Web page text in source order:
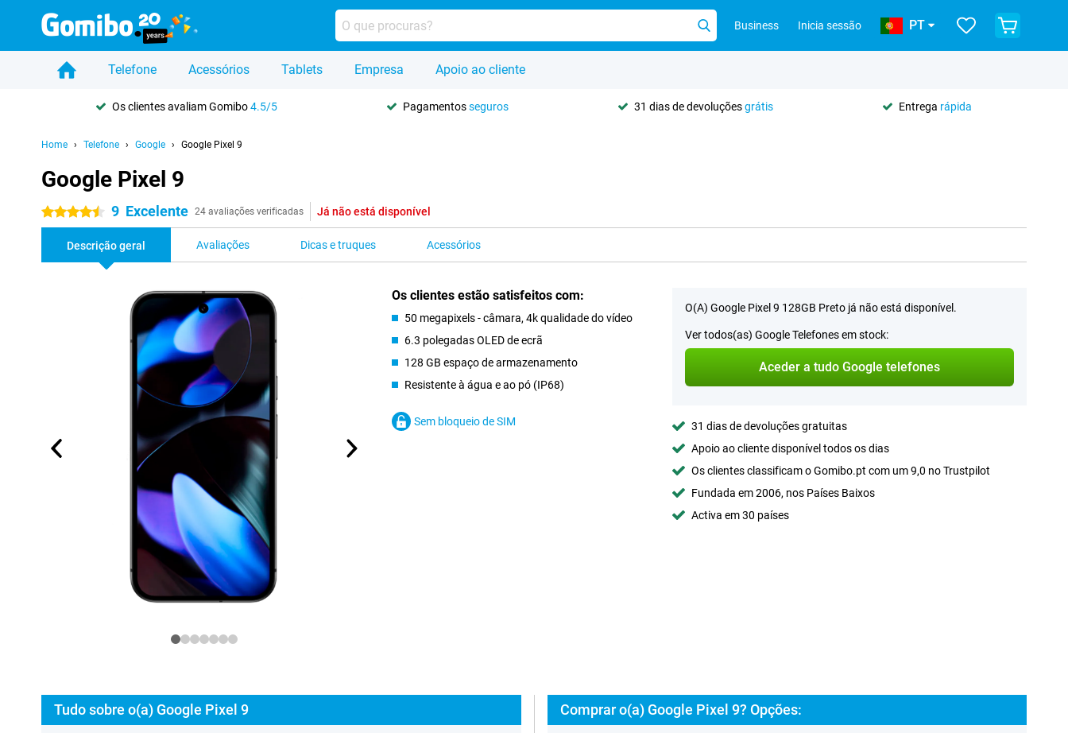
Business Inicia sessão PT
Telefone Acessórios Tablets Empresa Apoio ao cliente
Os clientes avaliam Gomibo4.5/5 Pagamentosseguros 31 dias de devoluçõesgrátis Entrega rápida
Home Telefone Google Google Pixel 9
Google Pixel 9
4.5 estrelas 9 Excelente 24 avaliações verificadas Já não está disponível
Descrição geral Avaliações Dicas e truques Acessórios
Os clientes estão satisfeitos com:
50 megapixels - câmara, 4k qualidade do vídeo
6.3 polegadas OLED de ecrã
128 GB espaço de armazenamento
Resistente à água e ao pó (IP68)
Sem bloqueio de SIM
O(A) Google Pixel 9 128GB Preto já não está disponível.
Ver todos(as) Google Telefones em stock:
Aceder a tudo Google telefones
31 dias de devoluções gratuitas
Apoio ao cliente disponível todos os dias
Os clientes classificam o Gomibo.pt com um 9,0 no Trustpilot
Fundada em 2006, nos Países Baixos
Activa em 30 países
Tudo sobre o(a) Google Pixel 9 Comprar o(a) Google Pixel 9? Opções: